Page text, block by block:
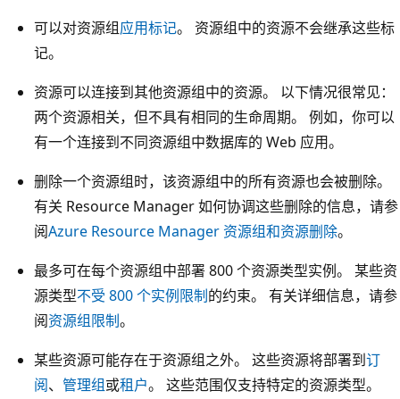
可以对资源组应用标记。 资源组中的资源不会继承这些标
记。
资源可以连接到其他资源组中的资源。 以下情况很常见：
两个资源相关，但不具有相同的生命周期。 例如，你可以
有一个连接到不同资源组中数据库的 Web 应用。
删除一个资源组时，该资源组中的所有资源也会被删除。
有关 Resource Manager 如何协调这些删除的信息，请参
阅Azure Resource Manager 资源组和资源删除。
最多可在每个资源组中部署 800 个资源类型实例。 某些资
源类型不受 800 个实例限制的约束。 有关详细信息，请参
阅资源组限制。
某些资源可能存在于资源组之外。 这些资源将部署到订
阅、 管理组或租户。 这些范围仅支持特定的资源类型。